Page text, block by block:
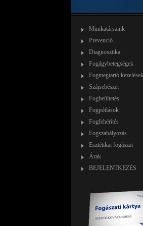
Munkatársaink
Prevenció
Diagnosztika
Fogágybetegségek
Fogmegtartó kezelések
Szájsebészet
Fogbeültetés
Fogpótlások
Fogfehérítés
Fogszabályozás
Esztétikai fogászat
Árak
BEJELENTKEZÉS